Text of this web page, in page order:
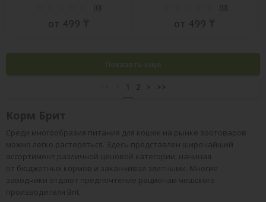
(0)
от 499 ₸
(0)
от 499 ₸
Показать еще
1 2 > >>
Среди многообразия питания для кошек на рынке зоотоваров
можно легко растеряться. Здесь представлен широчайший
ассортимент различной ценовой категории, начиная
от бюджетных кормов и заканчивая элитными. Многие
заводчики отдают предпочтение рационам чешского
производителя Brit.